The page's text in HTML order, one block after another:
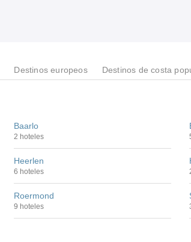
Destinos europeos Destinos de costa
Baarlo
2 hoteles
Heerlen
6 hoteles
Roermond
9 hoteles